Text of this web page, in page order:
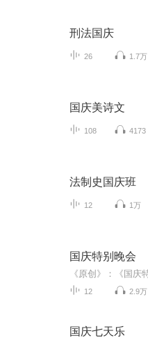
刑法国庆
26 1.7万
国庆美诗文
108 4173
法制史国庆班
12 1万
国庆特别晚会
12 2.9万
国庆七天乐